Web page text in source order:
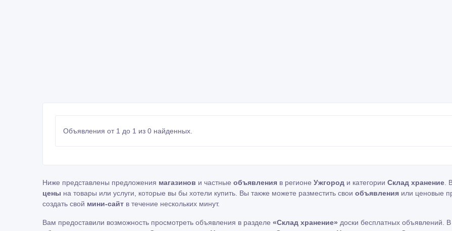
Объявления от 1 до 1 из 0 найденных.
Ниже представлены предложения магазинов и частные объявления в регионе Ужгород и категории Склад хранение.
цены на товары или услуги, которые вы бы хотели купить. Вы также можете разместить свои объявления или ценовые
создать свой мини-сайт в течение нескольких минут.
Вам предоставили возможность просмотреть объявления в разделе «Склад хранение» доски бесплатных объявлений.